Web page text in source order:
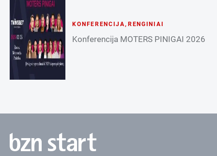
KONFERENCIJA, RENGINIAI
Konferencija MOTERS PINIGAI 2026